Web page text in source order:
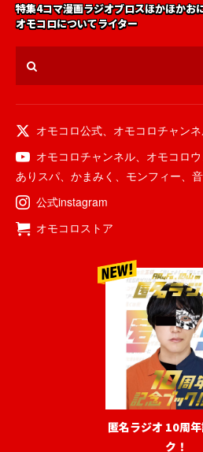
特集4コマ漫画ラジオブロスほかほかお
オモコロについてライター
オモコロ公式、 オモコロチャン
オモコロチャンネル、 オモコロ
ありスパ、 かまみく 、 モンフィー、
公式instagram
オモコロストア
匿名ラジオ 10周
ク！